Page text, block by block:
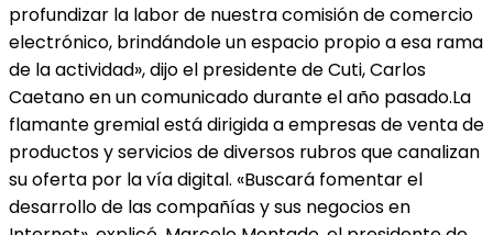
profundizar la labor de nuestra comisión de comercio
electrónico, brindándole un espacio propio a esa rama
de la actividad», dijo el presidente de Cuti, Carlos
Caetano en un comunicado durante el año pasado.La
flamante gremial está dirigida a empresas de venta de
productos y servicios de diversos rubros que canalizan
su oferta por la vía digital. «Buscará fomentar el
desarrollo de las compañías y sus negocios en